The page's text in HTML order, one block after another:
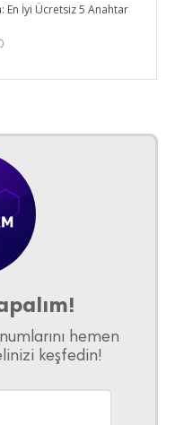
En İyi Ücretsiz 5 Anahtar
hemen
keşfedin!